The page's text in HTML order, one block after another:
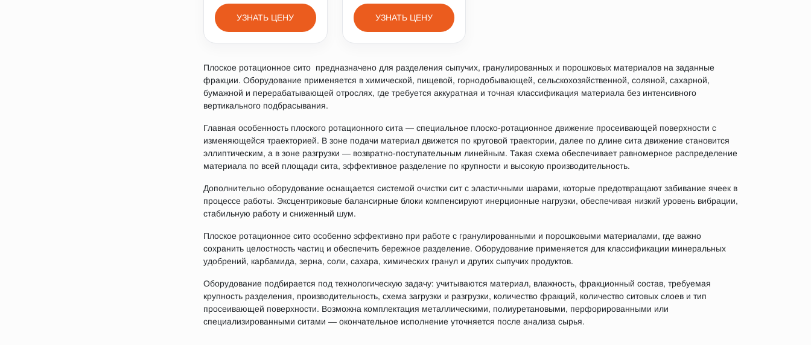
УЗНАТЬ ЦЕНУ УЗНАТЬ ЦЕНУ
Плоское ротационное сито предназначено для разделения сыпучих, гранулированных и порошковых материалов на заданные
фракции. Оборудование применяется в химической, пищевой, горнодобывающей, сельскохозяйственной, соляной, сахарной,
бумажной и перерабатывающей отрослях, где требуется аккуратная и точная классификация материала без интенсивного
вертикального подбрасывания.
Главная особенность плоского ротационного сита — специальное плоско-ротационное движение просеивающей поверхности с
изменяющейся траекторией. В зоне подачи материал движется по круговой траектории, далее по длине сита движение становится
эллиптическим, а в зоне разгрузки — возвратно-поступательным линейным. Такая схема обеспечивает равномерное распределение
материала по всей площади сита, эффективное разделение по крупности и высокую производительность.
Дополнительно оборудование оснащается системой очистки сит с эластичными шарами, которые предотвращают забивание ячеек в
процессе работы. Эксцентриковые балансирные блоки компенсируют инерционные нагрузки, обеспечивая низкий уровень вибрации,
стабильную работу и сниженный шум.
Плоское ротационное сито особенно эффективно при работе с гранулированными и порошковыми материалами, где важно
сохранить целостность частиц и обеспечить бережное разделение. Оборудование применяется для классификации минеральных
удобрений, карбамида, зерна, соли, сахара, химических гранул и других сыпучих продуктов.
Оборудование подбирается под технологическую задачу: учитываются материал, влажность, фракционный состав, требуемая
крупность разделения, производительность, схема загрузки и разгрузки, количество фракций, количество ситовых слоев и тип
просеивающей поверхности. Возможна комплектация металлическими, полиуретановыми, перфорированными или
специализированными ситами — окончательное исполнение уточняется после анализа сырья.